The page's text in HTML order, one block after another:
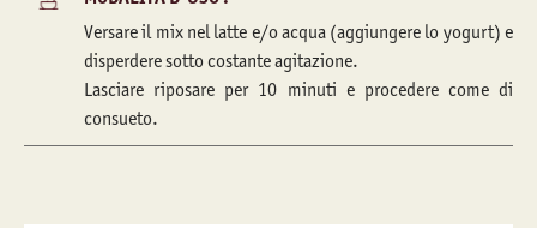
Versare il mix nel latte e/o acqua (aggiungere lo yogurt) e
disperdere sotto costante agitazione.
Lasciare riposare per 10 minuti e procedere come di
consueto.